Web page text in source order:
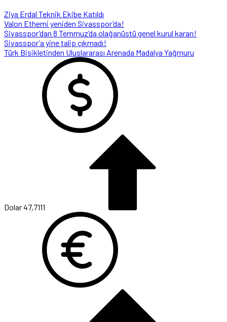
Ziya Erdal Teknik Ekibe Katıldı
Valon Ethemi yeniden Sivasspor’da!
Sivasspor’dan 8 Temmuz’da olağanüstü genel kurul kararı!
Sivasspor’a yine talip çıkmadı!
Türk Bisikletinden Uluslararası Arenada Madalya Yağmuru
Dolar47,7111